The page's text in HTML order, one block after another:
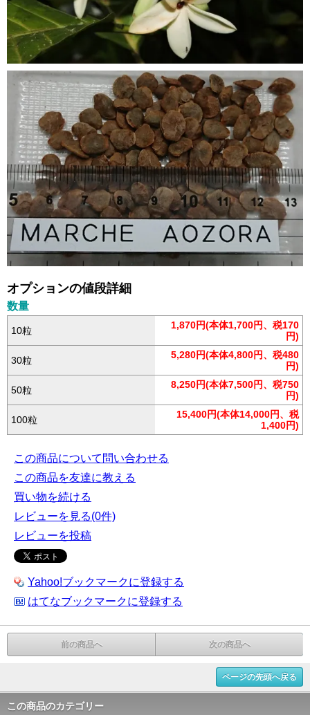
オプションの値段詳細
数量
10粒
1,870円(本体1,700円、税170
円)
30粒
5,280円(本体4,800円、税480
円)
50粒
8,250円(本体7,500円、税750
円)
100粒
15,400円(本体14,000円、税
1,400円)
この商品について問い合わせる
この商品を友達に教える
買い物を続ける
レビューを見る(0件)
レビューを投稿
Yahoo!ブックマークに登録する
はてなブックマークに登録する
前の商品へ 次の商品へ
ページの先頭へ戻る
この商品のカテゴリー